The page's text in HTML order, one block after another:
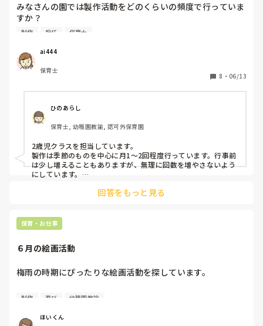
みなさんの園では製作活動をどのくらいの頻度で行っていま
すか？
毎週ですか？月1〜2回くらいですか？
制作 担任 保育士
ai444
保育士
8 ・ 06/13
ひのあらし
保育士, 幼稚園教諭, 認可外保育園
2歳児クラスを担当しています。
製作は季節のものを中心に月1〜2回程度行っています。行事前
は少し増えることもありますが、無理に回数を増やさないよう
にしています。
また、完成品の見栄えよりも、子どもたちが「貼る・描く・ち
として保護者の方にもお伝えしています😊
回答をもっと見る
保育・お仕事
６月の絵画活動
梅雨の時期にぴったりな絵画活動を探しています。
カタツムリやアジサイなどはよくやりますが、他にも素敵な
ったかなどの注意点も教えてくださると助かります！
制作 遊び 幼稚園教諭
ほいくん